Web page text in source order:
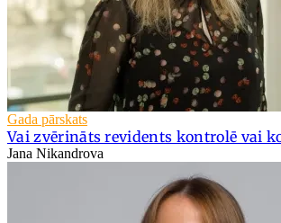
Gada pārskats
Vai zvērināts revidents kontrolē vai
Jana Nikandrova